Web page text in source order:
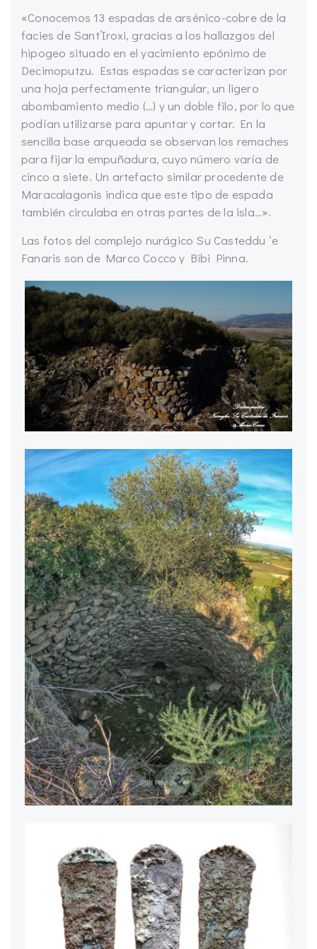
«Conocemos 13 espadas de arsénico-cobre de la
facies de Sant’Iroxi, gracias a los hallazgos del
hipogeo situado en el yacimiento epónimo de
Decimoputzu. Estas espadas se caracterizan por
una hoja perfectamente triangular, un ligero
abombamiento medio (…) y un doble filo, por lo que
podían utilizarse para apuntar y cortar. En la
sencilla base arqueada se observan los remaches
para fijar la empuñadura, cuyo número varía de
cinco a siete. Un artefacto similar procedente de
Maracalagonis indica que este tipo de espada
también circulaba en otras partes de la isla…».
Las fotos del complejo nurágico Su Casteddu ‘e
Fanaris son de Marco Cocco y Bibi Pinna.